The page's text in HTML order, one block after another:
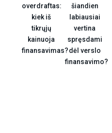
overdraftas:
kiek iš
tikrųjų
kainuoja
finansavimas?
šiandien
labiausiai
vertina
spręsdami
dėl verslo
finansavimo?